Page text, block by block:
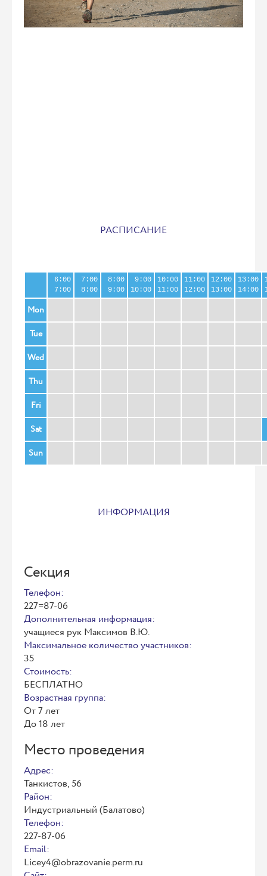
РАСПИСАНИЕ
6:00
7:00
7:00
8:00
8:00
9:00
9:00
10:00
10:00
11:00
11:00
12:00
12:00
13:00
13:00
14:00
Mon
Tue
Wed
Thu
Fri
Sat
Sun
ИНФОРМАЦИЯ
Секция
Телефон:
227=87-06
Дополнительная информация:
учащиеся рук Максимов В.Ю.
Максимальное количество участников:
35
Стоимость:
БЕСПЛАТНО
Возрастная группа:
От 7 лет
До 18 лет
Место проведения
Адрес:
Танкистов, 56
Район:
Индустриальный (Балатово)
Телефон:
227-87-06
Email:
Licey4@obrazovanie.perm.ru